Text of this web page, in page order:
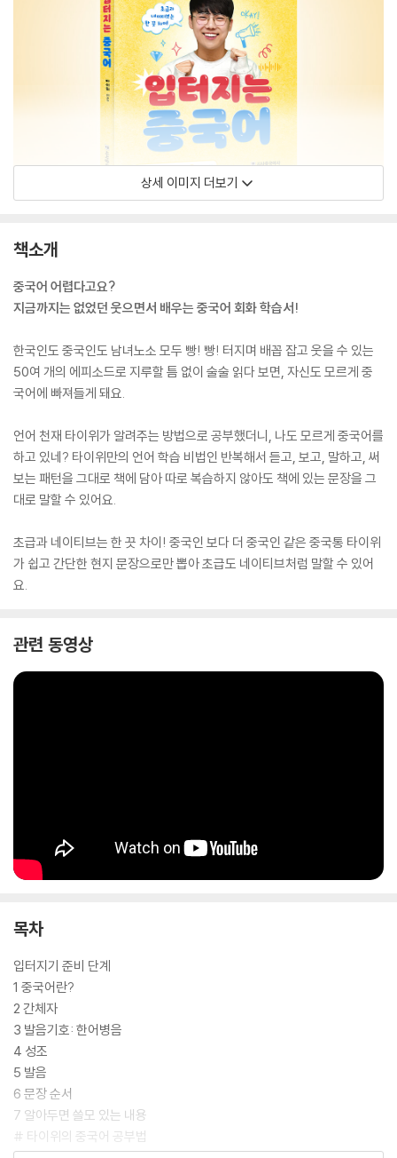
상세 이미지 더보기
책소개
중국어 어렵다고요?
지금까지는 없었던 웃으면서 배우는 중국어 회화 학습서!
한국인도 중국인도 남녀노소 모두 빵! 빵! 터지며 배꼽 잡고 웃을 수 있는
50여 개의 에피소드로 지루할 틈 없이 술술 읽다 보면, 자신도 모르게 중
국어에 빠져들게 돼요.
언어 천재 타이위가 알려주는 방법으로 공부했더니, 나도 모르게 중국어를
하고 있네? 타이위만의 언어 학습 비법인 반복해서 듣고, 보고, 말하고, 써
보는 패턴을 그대로 책에 담아 따로 복습하지 않아도 책에 있는 문장을 그
대로 말할 수 있어요.
초급과 네이티브는 한 끗 차이! 중국인 보다 더 중국인 같은 중국통 타이위
가 쉽고 간단한 현지 문장으로만 뽑아 초급도 네이티브처럼 말할 수 있어
요.
관련 동영상
목차
입터지기 준비 단계
1 중국어란?
2 간체자
3 발음기호: 한어병음
4 성조
5 발음
6 문장 순서
7 알아두면 쓸모 있는 내용
# 타이위의 중국어 공부법